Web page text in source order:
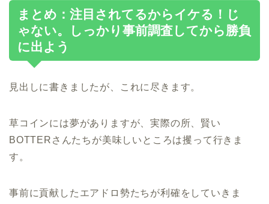
まとめ：注目されてるからイケる！じ
ゃない。しっかり事前調査してから勝負
に出よう
見出しに書きましたが、これに尽きます。
草コインには夢がありますが、実際の所、賢い
BOTTERさんたちが美味しいところは攫って行きま
す。
事前に貢献したエアドロ勢たちが利確をしていきま